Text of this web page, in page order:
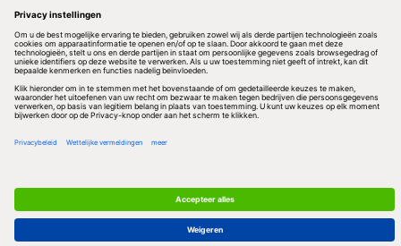
Volg ons
Redactionele partner
Algemene Voorwaarden & Copyrights